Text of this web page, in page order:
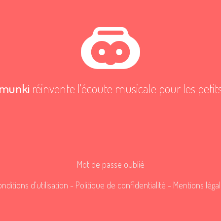
réinvente l'écoute musicale pour les
Mot de passe oublié
d'utilisation - Politique de confidentialité - Mentions